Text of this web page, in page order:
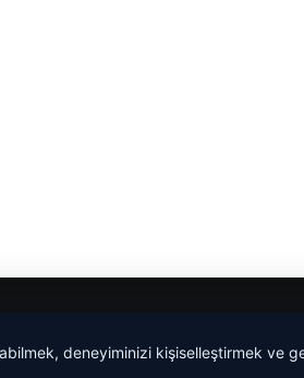
deneyiminizi kişiselleştirmek ve
malta work and